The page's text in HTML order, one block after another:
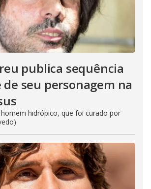
publica sequência
seu personagem na
hidrópico, que foi curado por